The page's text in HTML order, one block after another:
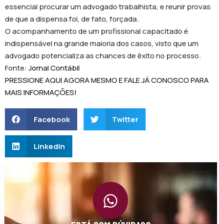
essencial procurar um advogado trabalhista, e reunir provas
de que a dispensa foi, de fato, forçada.
O acompanhamento de um profissional capacitado é
indispensável na grande maioria dos casos, visto que um
advogado potencializa as chances de êxito no processo.
Fonte:Jornal Contábil
PRESSIONE AQUI AGORA MESMO E FALE JÁ CONOSCO PARA
MAIS INFORMAÇÕES!
Facebook Twitter
LinkedIn